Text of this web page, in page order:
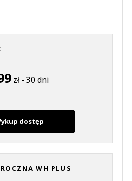
zł - 30 dni
dostęp
WH PLUS